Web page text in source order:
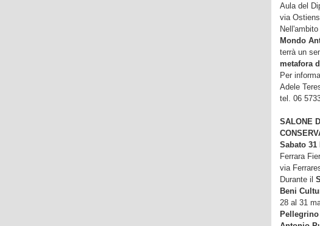
Aula del
via
Mondo
terrà un
metafora
Per
Adele
tel. 06
SALONE
Sabato 31
Ferrara
via
Durante il
Beni
28 al 31
Pellegrino